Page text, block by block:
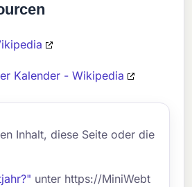
Kalender - Wikipedia
Inhalt, diese Seite oder die
unter https://MiniWebt